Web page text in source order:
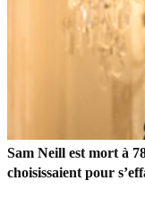
Sam Neill est mort à
choisissaient pour